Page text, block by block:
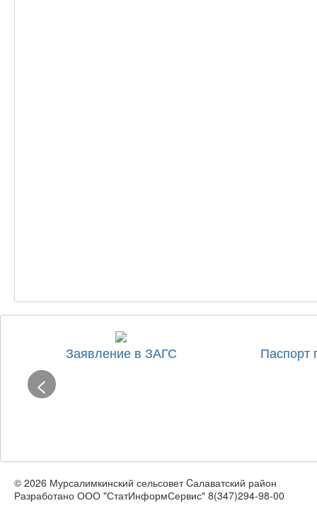
Заявление в ЗАГС Паспорт
<
© 2026 Мурсалимкинский сельсовет Cалаватский район
Разработано ООО "СтатИнформСервис" 8(347)294-98-00